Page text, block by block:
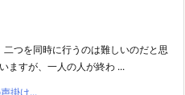
つを同時に行うのは難しいのだと思
ますが、一人の人が終わ ...
掛け...